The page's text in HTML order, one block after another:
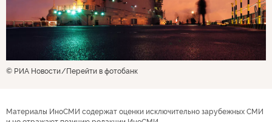
© РИА Новости Перейти в фотобанк
Материалы ИноСМИ содержат оценки исключительно зарубежных СМИ